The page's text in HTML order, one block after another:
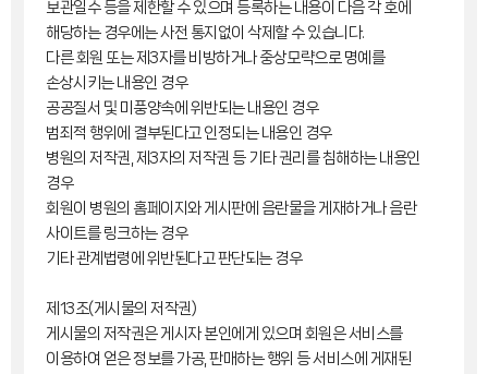
보관일수 등을 제한할 수 있으며 등록하는 내용이 다음 각 호에
해당하는 경우에는 사전 통지없이 삭제할 수 있습니다.
다른 회원 또는 제3자를 비방하거나 중상모략으로 명예를
손상시키는 내용인 경우
공공질서 및 미풍양속에 위반되는 내용인 경우
범죄적 행위에 결부된다고 인정되는 내용인 경우
병원의 저작권, 제3자의 저작권 등 기타 권리를 침해하는 내용인
경우
회원이 병원의 홈페이지와 게시판에 음란물을 게재하거나 음란
사이트를 링크하는 경우
기타 관계법령에 위반된다고 판단되는 경우
제13조(게시물의 저작권)
게시물의 저작권은 게시자 본인에게 있으며 회원은 서비스를
이용하여 얻은 정보를 가공, 판매하는 행위 등 서비스에 게재된